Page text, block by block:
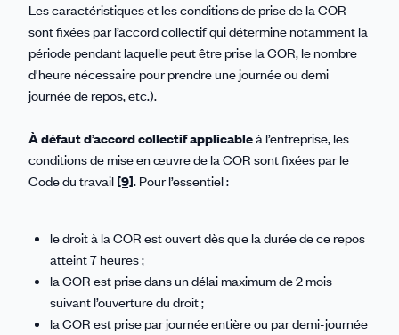
Les caractéristiques et les conditions de prise de la COR
sont fixées par l’accord collectif qui détermine notamment la
période pendant laquelle peut être prise la COR, le nombre
d'heure nécessaire pour prendre une journée ou demi
journée de repos, etc.).
À défaut d’accord collectif applicableà l’entreprise, les
conditions de mise en œuvre de la COR sont fixées par le
Code du travail [9]. Pour l’essentiel :
le droit à la COR est ouvert dès que la durée de ce repos
atteint 7 heures ;
la COR est prise dans un délai maximum de 2 mois
suivant l’ouverture du droit ;
la COR est prise par journée entière ou par demi-journée